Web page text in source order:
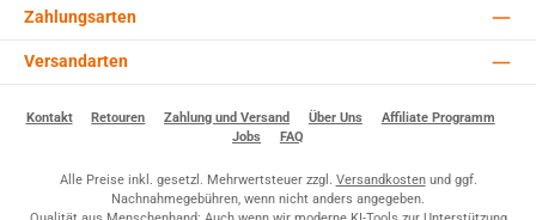
Zahlungsarten
Versandarten
Kontakt Retouren Zahlung und Versand Über Uns
Affiliate Programm
Jobs
FAQ
Alle Preise inkl. gesetzl. Mehrwertsteuer zzgl. Versandkostenund ggf.
Nachnahmegebühren, wenn nicht anders angegeben.